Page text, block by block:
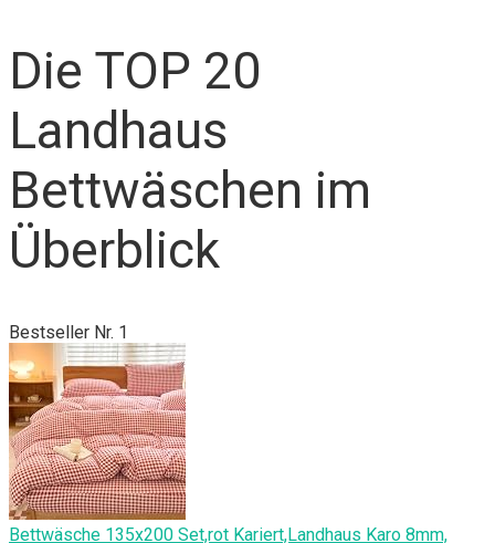
Die TOP 20
Landhaus
Bettwäschen im
Überblick
Bestseller Nr. 1
Bettwäsche 135x200 Set,rot Kariert,Landhaus Karo 8mm,